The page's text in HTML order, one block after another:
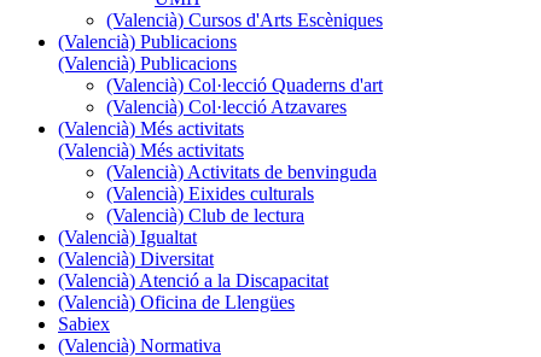
(Valencià) Cursos d'Arts Escèniques
(Valencià) Publicacions
(Valencià) Publicacions
(Valencià) Col·lecció Quaderns d'art
(Valencià) Col·lecció Atzavares
(Valencià) Més activitats
(Valencià) Més activitats
(Valencià) Activitats de benvinguda
(Valencià) Eixides culturals
(Valencià) Club de lectura
(Valencià) Igualtat
(Valencià) Diversitat
(Valencià) Atenció a la Discapacitat
(Valencià) Oficina de Llengües
Sabiex
(Valencià) Normativa